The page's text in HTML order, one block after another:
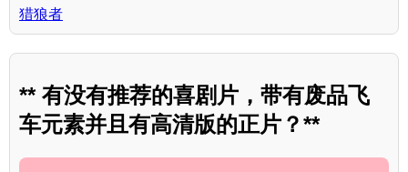
猎狼者
** 有没有推荐的喜剧片，带有废品飞
车元素并且有高清版的正片？**